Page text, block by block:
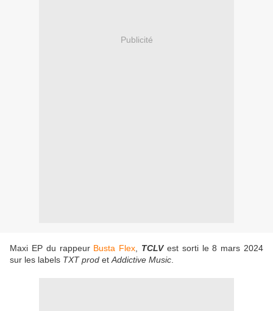
Publicité
Maxi EP du rappeur Busta Flex TCLVest sorti le 8 mars 2024
sur les labels TXT prod et Addictive Music